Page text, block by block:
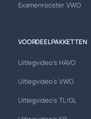
Examenrooster VWO
VOORDEELPAKKETTEN
Uitlegvideo's HAVO
Uitlegvideo's VWO
Uitlegvideo's TL/GL